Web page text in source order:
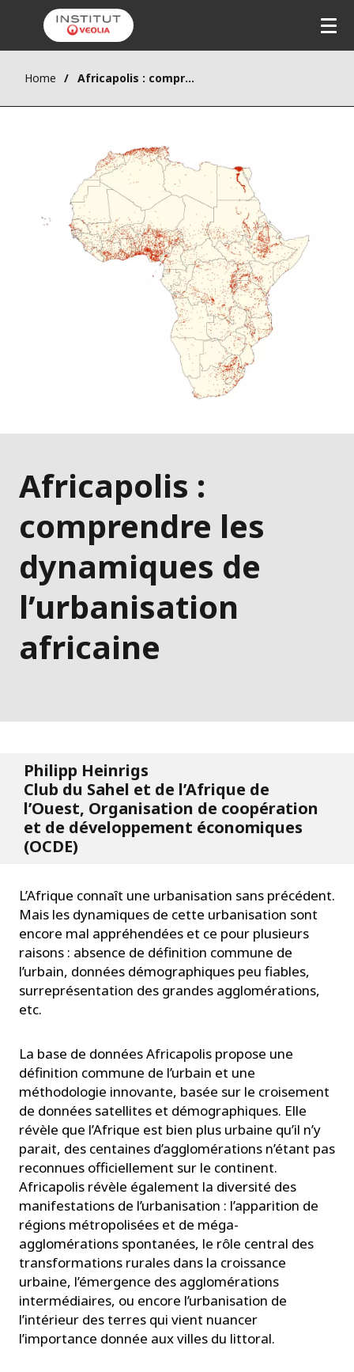
Home Africapolis : comprendre les dynamiques de l’urbanisation africaine
Africapolis :
comprendre les
dynamiques de
l’urbanisation
africaine
Philipp Heinrigs
Club du Sahel et de l’Afrique de
l’Ouest, Organisation de coopération
et de développement économiques
(OCDE)
L’Afrique connaît une urbanisation sans précédent.
Mais les dynamiques de cette urbanisation sont
encore mal appréhendées et ce pour plusieurs
raisons : absence de définition commune de
l’urbain, données démographiques peu fiables,
surreprésentation des grandes agglomérations,
etc.
La base de données Africapolis propose une
définition commune de l’urbain et une
méthodologie innovante, basée sur le croisement
de données satellites et démographiques. Elle
révèle que l’Afrique est bien plus urbaine qu’il n’y
parait, des centaines d’agglomérations n’étant pas
reconnues officiellement sur le continent.
Africapolis révèle également la diversité des
manifestations de l’urbanisation : l’apparition de
régions métropolisées et de méga-
agglomérations spontanées, le rôle central des
transformations rurales dans la croissance
urbaine, l’émergence des agglomérations
intermédiaires, ou encore l’urbanisation de
l’intérieur des terres qui vient nuancer
l’importance donnée aux villes du littoral.